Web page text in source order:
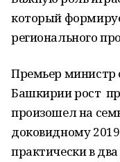
который
регионального
Премьер министр
Башкирии рост
произошел на
доковидному
практически в